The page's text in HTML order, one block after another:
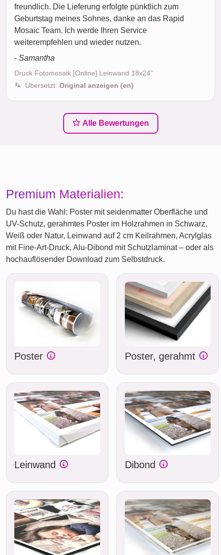
freundlich. Die Lieferung erfolgte pünktlich zum
Geburtstag meines Sohnes, danke an das Rapid
Mosaic Team. Ich werde Ihren Service
weiterempfehlen und wieder nutzen.
- Samantha
Druck Fotomosaik [Online] Leinwand 18x24"
Übersetzt: Original anzeigen (en)
Alle Bewertungen
Premium Materialien:
Du hast die Wahl: Poster mit seidenmatter Oberfläche und
UV-Schutz, gerahmtes Poster im Holzrahmen in Schwarz,
Weiß oder Natur, Leinwand auf 2 cm Keilrahmen, Acrylglas
mit Fine-Art-Druck, Alu-Dibond mit Schutzlaminat – oder als
hochauflösender Download zum Selbstdruck.
Poster Poster, gerahmt
Leinwand Dibond